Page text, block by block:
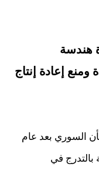
هندسة
إعادة إنتاج
السوري بعد عام
بالتدرج في